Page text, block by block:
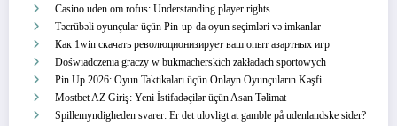
Casino uden om rofus: Understanding player rights
Təcrübəli oyunçular üçün Pin-up-da oyun seçimləri və imkanlar
Как 1win скачать революционизирует ваш опыт азартных игр
Doświadczenia graczy w bukmacherskich zakładach sportowych
Pin Up 2026: Oyun Taktikaları üçün Onlayn Oyunçuların Kəşfi
Mostbet AZ Giriş: Yeni İstifadəçilər üçün Asan Təlimat
Spillemyndigheden svarer: Er det ulovligt at gamble på udenlandske sider?